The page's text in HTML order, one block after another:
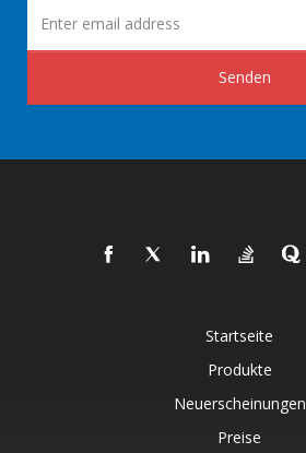
Senden
Startseite
Produkte
Neuerscheinungen
Preise